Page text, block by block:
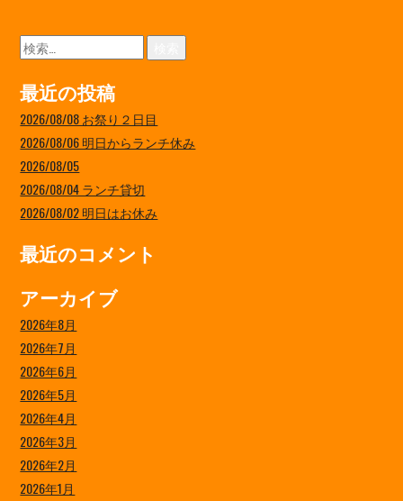
検
索:
最近の投稿
2026/08/08 お祭り２日目
2026/08/06 明日からランチ休み
2026/08/05
2026/08/04 ランチ貸切
2026/08/02 明日はお休み
最近のコメント
アーカイブ
2026年8月
2026年7月
2026年6月
2026年5月
2026年4月
2026年3月
2026年2月
2026年1月